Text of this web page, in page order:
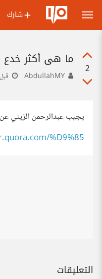
شارك
2
ما هي أكثر خدع
قبل 6 سنوات
يجيب عبدالرحمن الزيني
%D9%85...
التعليقات